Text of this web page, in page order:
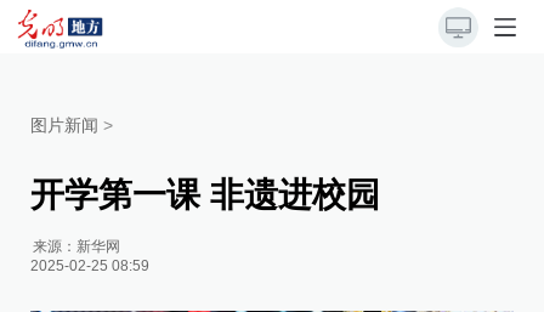
图片新闻 >
开学第一课 非遗进校园
来源： 新华网
2025-02-25 08:59